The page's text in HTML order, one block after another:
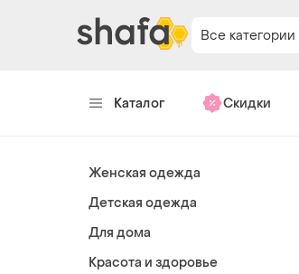
Все категории
Каталог Скидки
Женская одежда
Детская одежда
Для дома
Красота и здоровье